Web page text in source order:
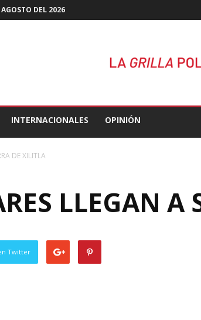
DEL 2026
INTERNACIONALES OPINIÓN
DE XILITLA
LLEGAN A
Twitter